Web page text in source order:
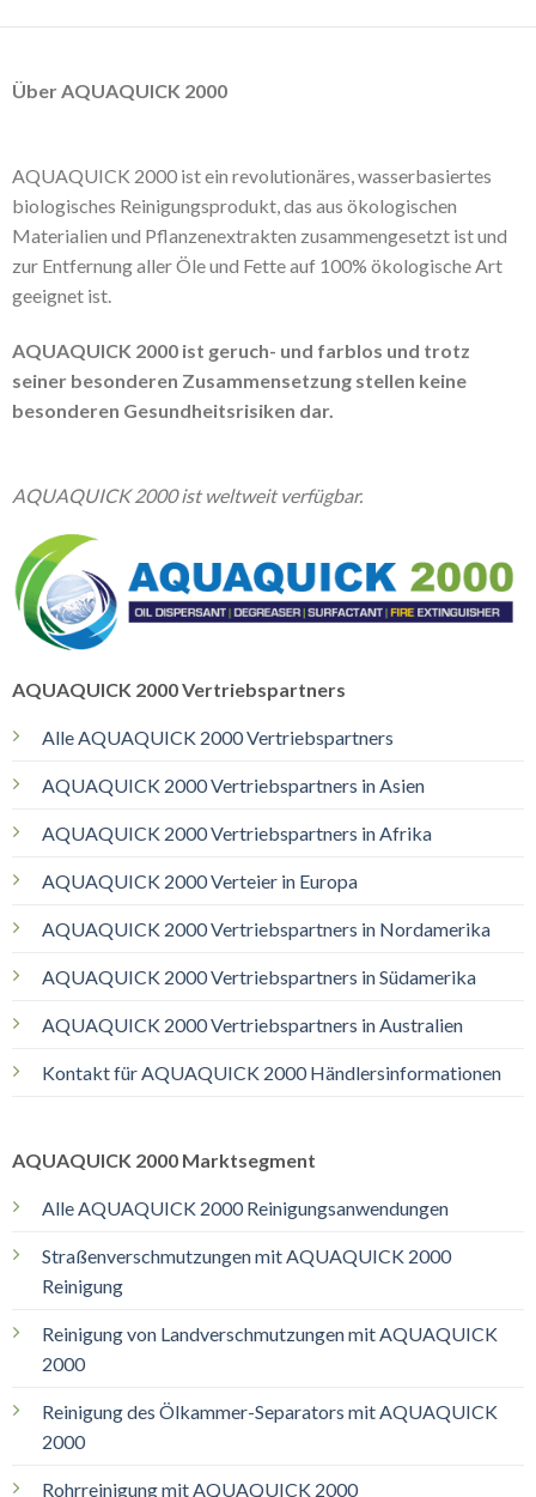
Über AQUAQUICK 2000
AQUAQUICK 2000 ist ein revolutionäres, wasserbasiertes
biologisches Reinigungsprodukt, das aus ökologischen
Materialien und Pflanzenextrakten zusammengesetzt ist und
zur Entfernung aller Öle und Fette auf 100% ökologische Art
geeignet ist.
AQUAQUICK 2000 ist geruch- und farblos und trotz
seiner besonderen Zusammensetzung stellen keine
besonderen Gesundheitsrisiken dar.
AQUAQUICK 2000 ist weltweit verfügbar.
AQUAQUICK 2000 Vertriebspartners
Alle AQUAQUICK 2000 Vertriebspartners
AQUAQUICK 2000 Vertriebspartners in Asien
AQUAQUICK 2000 Vertriebspartners in Afrika
AQUAQUICK 2000 Verteier in Europa
AQUAQUICK 2000 Vertriebspartners in Nordamerika
AQUAQUICK 2000 Vertriebspartners in Südamerika
AQUAQUICK 2000 Vertriebspartners in Australien
Kontakt für AQUAQUICK 2000 Händlersinformationen
AQUAQUICK 2000 Marktsegment
Alle AQUAQUICK 2000 Reinigungsanwendungen
Straßenverschmutzungen mit AQUAQUICK 2000
Reinigung
Reinigung von Landverschmutzungen mit AQUAQUICK
2000
Reinigung des Ölkammer-Separators mit AQUAQUICK
2000
Rohrreinigung mit AQUAQUICK 2000